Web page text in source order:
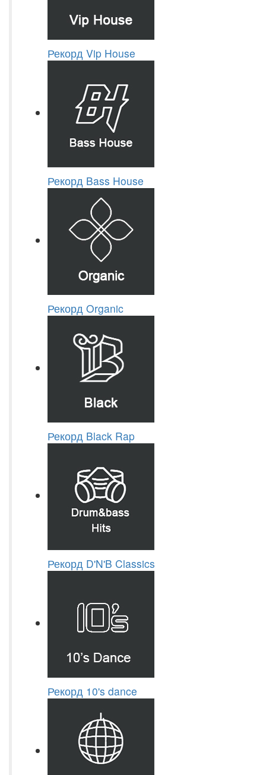
Рекорд Vip House
Рекорд Bass House
Рекорд Organic
Рекорд Black Rap
Рекорд D'N'B Classics
Рекорд 10's dance